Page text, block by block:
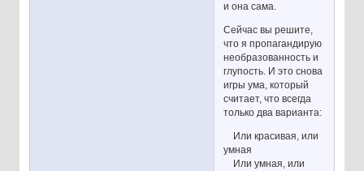
и она сама.
Сейчас вы решите,
что я пропагандирую
необразованность и
глупость. И это снова
игры ума, который
считает, что всегда
только два варианта:
Или красивая, или
умная
Или умная, или